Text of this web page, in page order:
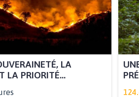
LA
LA PRIORITÉ...